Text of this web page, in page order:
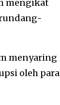
mengikat
menyaring
oleh para